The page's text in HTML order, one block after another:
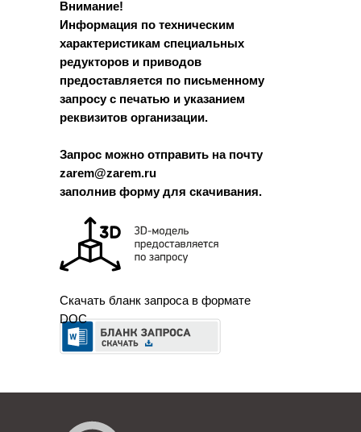
Скачать бланк запроса в формате
DOC
Внимание!
Информация по техническим
характеристикам специальных
редукторов и приводов
предоставляется по письменному
запросу с печатью и указанием
реквизитов организации.
Запрос можно отправить на почту
zarem@zarem.ru
заполнив форму для скачивания.